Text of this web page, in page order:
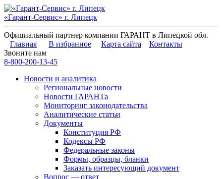
«Гарант-Сервис» г. Липецк
Официальный партнер компании ГАРАНТ в Липецкой обл.
Главная
В избранное Карта сайта
Контакты
Звоните нам
8-800-200-13-45
Новости и аналитика
Региональные новости
Новости ГАРАНТа
Мониторинг законодательства
Аналитические статьи
Документы
Конституция РФ
Кодексы РФ
Федеральные законы
Формы, образцы, бланки
Заказать интересующий документ
Вопрос — ответ